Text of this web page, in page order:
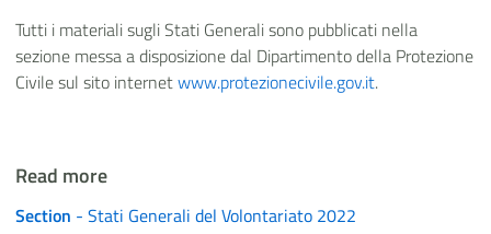
Tutti i materiali sugli Stati Generali sono pubblicati nella
sezione messa a disposizione dal Dipartimento della Protezione
Civile sul sito internetwww.protezionecivile.gov.it.
Read more
Section - Stati Generali del Volontariato 2022